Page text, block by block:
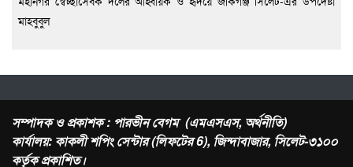
মাহবুবুল
সম্পাদক ও প্রকাশক : পারভীন বেগম (এমএসএস, অর্থনীতি)
কার্যালয়: কাকলী শপিং সেন্টার (লিফটের 6), জিন্দাবাজার, সিলেট-৩১০০
কর্তৃক প্রকাশিত।